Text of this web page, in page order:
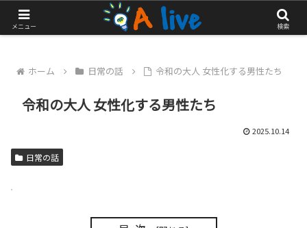
やっぱりアクティブに生きたい！
ホーム 日常の話 令和の大人 女性化する男性たち
令和の大人 女性化する男性たち
2025.10.14
日常の話
メニュー 検索